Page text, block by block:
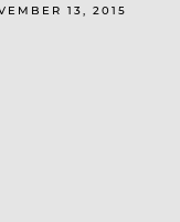
13, 2015